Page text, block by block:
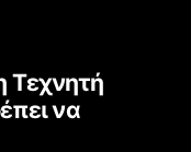
Τεχνητή
να